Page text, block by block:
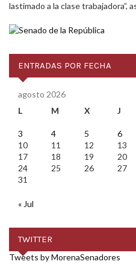
lastimado a la clase trabajadora”,
ENTRADAS POR FECHA
agosto 2026
L
M X J
3
4 5 6
10
11 12 13
17
18 19 20
24
25 26 27
31
« Jul
TWITTER
Tweets by MorenaSenadores